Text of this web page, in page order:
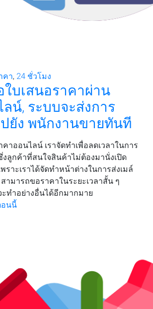
คา, 24 ชั่วโมง
บเสนอราคาผ่าน
น์, ระบบจะส่งการ
ยัง พนักงานขายทันที
าออนไลน์ เราจัดทำเพื่อลดเวลาในการ
งลูกค้าที่สนใจสินค้าไม่ต้องมานั่งเปิด
พราะเราได้จัดทำหน้าต่างในการส่งเมล์
ามารถขอราคาในระยะเวลาสั้น ๆ
ทำอย่างอื่นได้อีกมากมาย
อนนี้